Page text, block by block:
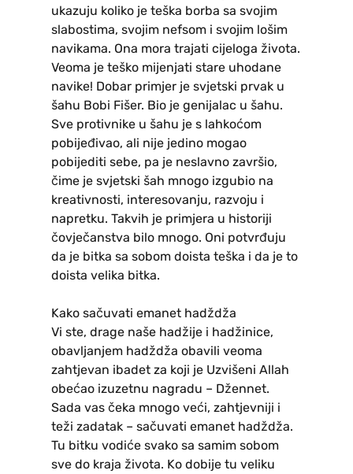
ukazuju koliko je teška borba sa svojim
slabostima, svojim nefsom i svojim lošim
navikama. Ona mora trajati cijeloga života.
Veoma je teško mijenjati stare uhodane
navike! Dobar primjer je svjetski prvak u
šahu Bobi Fišer. Bio je genijalac u šahu.
Sve protivnike u šahu je s lahkoćom
pobijeđivao, ali nije jedino mogao
pobijediti sebe, pa je neslavno završio,
čime je svjetski šah mnogo izgubio na
kreativnosti, interesovanju, razvoju i
napretku. Takvih je primjera u historiji
čovječanstva bilo mnogo. Oni potvrđuju
da je bitka sa sobom doista teška i da je to
doista velika bitka.
Kako sačuvati emanet hadždža
Vi ste, drage naše hadžije i hadžinice,
obavljanjem hadždža obavili veoma
zahtjevan ibadet za koji je Uzvišeni Allah
obećao izuzetnu nagradu – Džennet.
Sada vas čeka mnogo veći, zahtjevniji i
teži zadatak – sačuvati emanet hadždža.
Tu bitku vodiće svako sa samim sobom
sve do kraja života. Ko dobije tu veliku